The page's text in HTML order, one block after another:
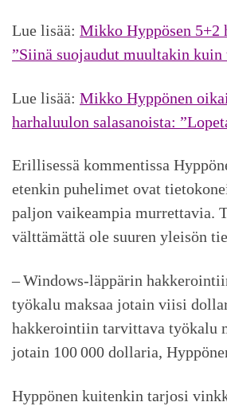
Lue lisää: Mikko Hyppösen 5+2
”Siinä suojaudut muultakin
Lue lisää: Mikko Hyppönen
harha­luulon sala­sanoista:
Erillisessä kommentissa
etenkin puhelimet ovat
paljon vaikeampia murrettavia.
välttämättä ole suuren yleisön
– Windows-läppärin
työkalu maksaa jotain viisi
hakkerointiin tarvittava työkalu
jotain 100 000 dollaria,
Hyppönen kuitenkin tarjosi